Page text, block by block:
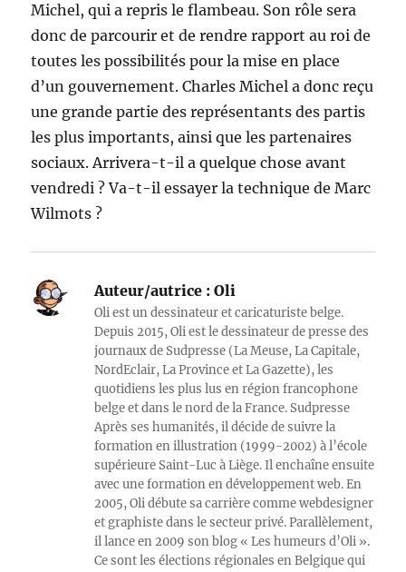
Michel, qui a repris le flambeau. Son rôle sera
donc de parcourir et de rendre rapport au roi de
toutes les possibilités pour la mise en place
d’un gouvernement. Charles Michel a donc reçu
une grande partie des représentants des partis
les plus importants, ainsi que les partenaires
sociaux. Arrivera-t-il a quelque chose avant
vendredi ? Va-t-il essayer la technique de Marc
Wilmots ?
Auteur/autrice : Oli
Oli est un dessinateur et caricaturiste belge.
Depuis 2015, Oli est le dessinateur de presse des
journaux de Sudpresse (La Meuse, La Capitale,
NordEclair, La Province et La Gazette), les
quotidiens les plus lus en région francophone
belge et dans le nord de la France. Sudpresse
Après ses humanités, il décide de suivre la
formation en illustration (1999-2002) à l’école
supérieure Saint-Luc à Liège. Il enchaîne ensuite
avec une formation en développement web. En
2005, Oli débute sa carrière comme webdesigner
et graphiste dans le secteur privé. Parallèlement,
il lance en 2009 son blog « Les humeurs d’Oli ».
Ce sont les élections régionales en Belgique qui